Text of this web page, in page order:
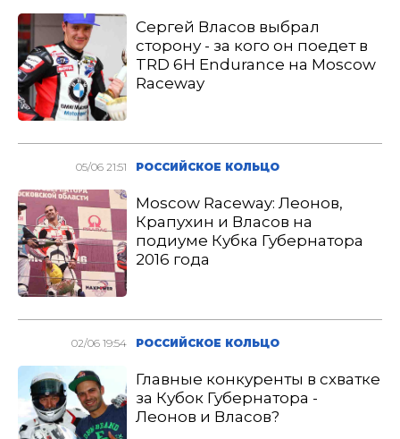
Сергей Власов выбрал
сторону - за кого он поедет в
TRD 6H Endurance на Moscow
Raceway
05/06 21:51 РОССИЙСКОЕ КОЛЬЦО
Moscow Raceway: Леонов,
Крапухин и Власов на
подиуме Кубка Губернатора
2016 года
02/06 19:54 РОССИЙСКОЕ КОЛЬЦО
Главные конкуренты в схватке
за Кубок Губернатора -
Леонов и Власов?